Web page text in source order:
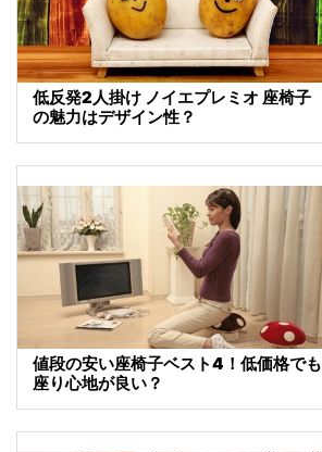
低反発2人掛け ノイエプレミオ 座椅子
の魅力はデザイン性？
値段の安い座椅子ベスト4！低価格でも
座り心地が良い？